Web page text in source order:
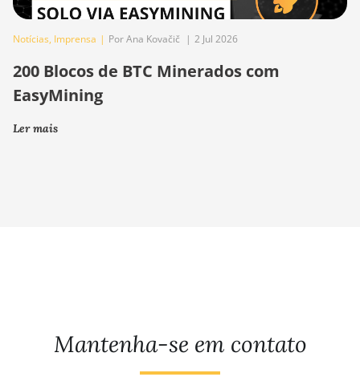
Notícias, Imprensa | Por Ana Kovačič | 2 Jul 2026
200 Blocos de BTC Minerados com
EasyMining
Ler mais
Mantenha-se em contato